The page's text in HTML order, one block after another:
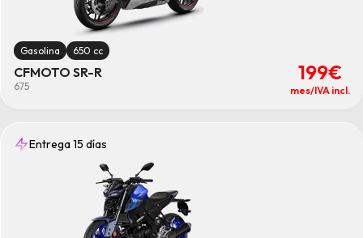
Gasolina 650 cc
CFMOTO SR-R
675
199€
mes/IVA incl.
Entrega 15 días